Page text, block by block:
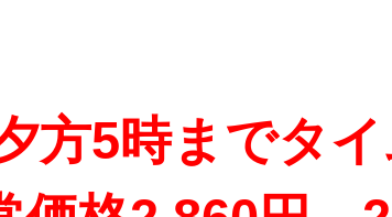
5時までタイ